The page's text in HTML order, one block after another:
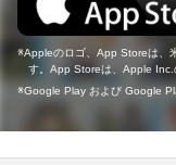
Appleのロゴ、App Storeは、
す。App Storeは、Apple Inc.
Google Play および Google